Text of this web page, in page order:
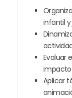
infantil y
Evaluar
Aplicar